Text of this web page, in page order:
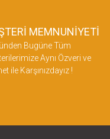
MEMNUNİYETİ
Bugüne Tüm
Aynı Özveri ve
ile Karşınızdayız !